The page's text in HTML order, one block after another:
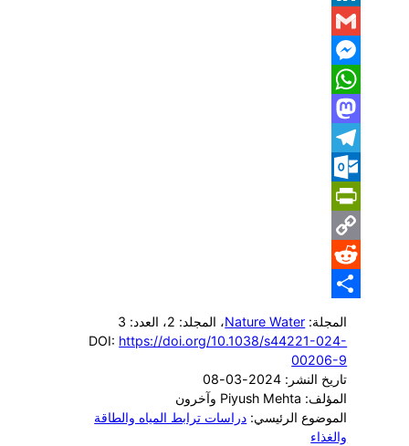
LinkedIn
Gmail
Messenger
WhatsApp
Mastodon
Telegram
Outlook.com
PrintFriendly
Copy
Link
Reddit
المجلة: Nature Water، المجلد: 2
، العدد: 3
DOI: https://doi.org/10.1038/s44221-024-
00206-9
تاريخ النشر: 2024-03-08
المؤلف: Piyush Mehta وآخرون
الموضوع الرئيسي: دراسات ترابط المياه والطاقة
والغذاء